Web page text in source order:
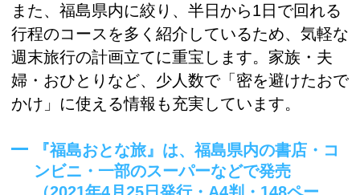
また、福島県内に絞り、半日から1日で回れる
行程のコースを多く紹介しているため、気軽な
週末旅行の計画立てに重宝します。家族・夫
婦・おひとりなど、少人数で「密を避けたおで
かけ」に使える情報も充実しています。
『福島おとな旅』は、福島県内の書店・コ
ンビニ・一部のスーパーなどで発売